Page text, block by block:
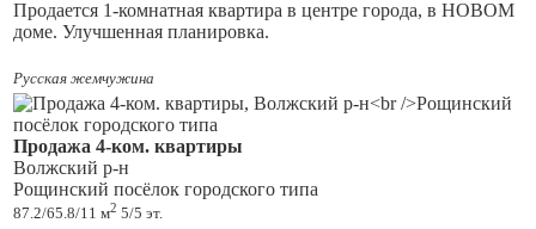
Кухня - Гостиная = 26,3м2
Спальня = 12,6м2
Коридор = 6,8м2
Санузел = 5,3м2
Лоджия = 1,2м2
Продается 1-комнатная квартира в центре города, в НОВОМ
доме. Улучшенная планировка.
Чистовая отделка.
Просторная кухня (10,4 кв.м). Большой застекленный балкон
(пол выложен плиткой) с изумительным видом на город, лес,
Жигулевские горы.
Санузел раздельный с новой сантехникой Antica, Sanita.
Новый линолеум; свежепоклеенные обои; потолки
Русская жемчужина
Продажа 4-ком. квартиры
Волжский р-н
Рощинский посёлок городского типа
87.2/65.8/11 м2 5/5 эт.